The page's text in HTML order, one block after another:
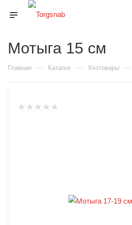
Мотыга 15 см
Главная — Каталог — Хозтовары —